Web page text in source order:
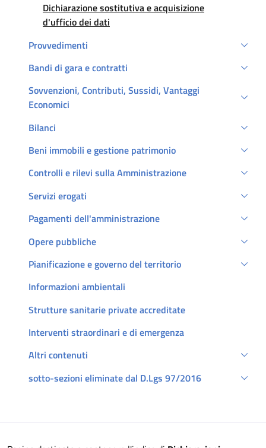
Dichiarazione sostitutiva e acquisizione
d'ufficio dei dati
Provvedimenti
Bandi di gara e contratti
Sovvenzioni, Contributi, Sussidi, Vantaggi
Economici
Bilanci
Beni immobili e gestione patrimonio
Controlli e rilevi sulla Amministrazione
Servizi erogati
Pagamenti dell'amministrazione
Opere pubbliche
Pianificazione e governo del territorio
Informazioni ambientali
Strutture sanitarie private accreditate
Interventi straordinari e di emergenza
Altri contenuti
sotto-sezioni eliminate dal D.Lgs 97/2016